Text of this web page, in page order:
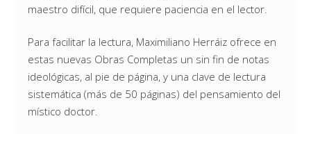
maestro difícil, que requiere paciencia en el lector.
Para facilitar la lectura, Maximiliano Herráiz ofrece en
estas nuevas Obras Completas un sin fin de notas
ideológicas, al pie de página, y una clave de lectura
sistemática (más de 50 páginas) del pensamiento del
místico doctor.